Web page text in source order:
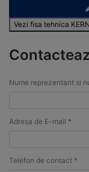
Vezi fisa tehnica
Nume reprezentant si
Adresa de E-mail *
Telefon de contact *